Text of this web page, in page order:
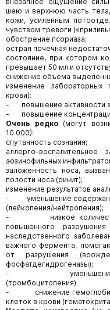
шею и верхнюю часть
кожи, усиленным
чувством тревоги
обострение псориаза;
острая почечная
состояние, при котором
превышает 50 мл и
снижение объема
изменение лабораторных
крови):
- повышение активности
- повышение
Очень редко (могут
10 000):
спутанность сознания;
аллерго-воспалительное
эозинофильных
заложенность носа,
полости носа (ринит);
изменение результатов
- уменьшение содержания
(лейкопения/нейтропения);
- низкое количество
повышенного
наследственного
важного фермента,
от разрушения
фосфатдегидрогеназы);
- уменьшение
(тромбоцитопения)
- снижение гемоглобина
клеток в крови